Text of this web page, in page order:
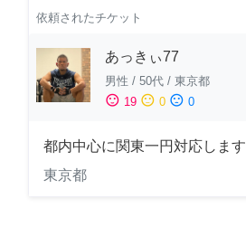
依頼されたチケット
あっきぃ77
男性 / 50代 / 東京都
sentiment_satisfied 19 sentiment_neutral 0 sentiment_dissatisfied 0
都内中心に関東一円対応します
東京都